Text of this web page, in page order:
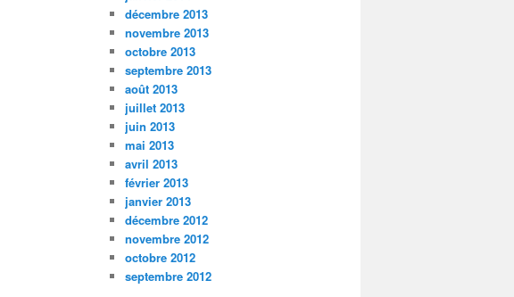
décembre 2013
novembre 2013
octobre 2013
septembre 2013
août 2013
juillet 2013
juin 2013
mai 2013
avril 2013
février 2013
janvier 2013
décembre 2012
novembre 2012
octobre 2012
septembre 2012